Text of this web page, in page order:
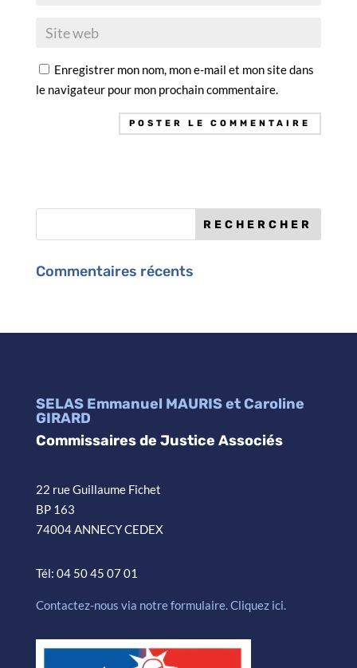
Enregistrer mon nom, mon e-mail et mon site dans
le navigateur pour mon prochain commentaire.
Commentaires récents
SELAS Emmanuel MAURIS et Caroline
GIRARD
Commissaires de Justice Associés
22 rue Guillaume Fichet
BP 163
74004 ANNECY CEDEX
Tél: 04 50 45 07 01
Contactez-nous via notre formulaire. Cliquez ici.